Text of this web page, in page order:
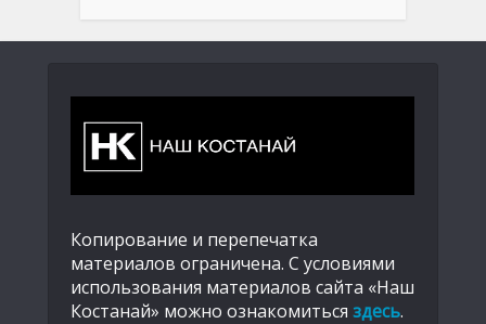
Копирование и перепечатка
материалов ограничена. С условиями
использования материалов сайта «Наш
Костанай» можно ознакомиться здесь.